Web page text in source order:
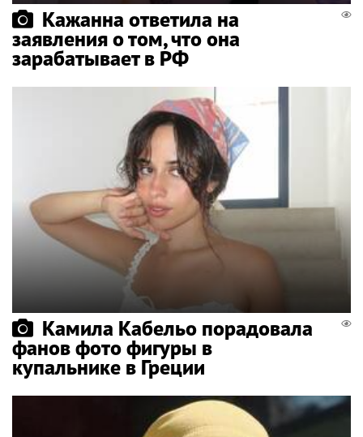
Кажанна ответила на
заявления о том, что она
зарабатывает в РФ
Камила Кабельо порадовала
фанов фото фигуры в
купальнике в Греции